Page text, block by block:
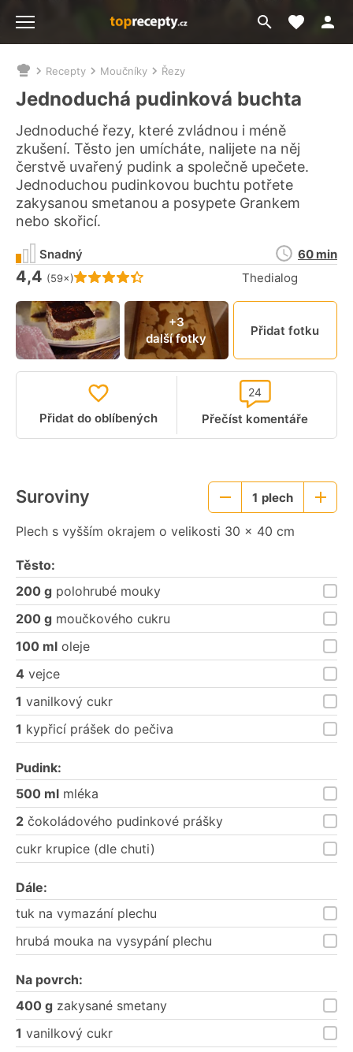
Přejít
na
Moje
Nacházíte
se
zde:
Recepty Moučníky Řezy
Jednoduchá pudinková buchta
Jednoduché řezy, které zvládnou i méně
zkušení. Těsto jen umícháte, nalijete na něj
čerstvě uvařený pudink a společně upečete.
Jednoduchou pudinkovou buchtu potřete
zakysanou smetanou a posypete Grankem
nebo skořicí.
Hodnocení receptu je
4,4 (59×) Thedialog
Snadný
Doba
60 min
+3
další fotky
Přidat fotku
Přidat do oblíbených Přečíst komentáře
24
Suroviny
Plech s vyšším okrajem o velikosti 30 × 40 cm
Menší
1 plech
Větší
Těsto:
200 g polohrubé mouky
200 g moučkového cukru
100 ml oleje
4 vejce
1 vanilkový cukr
1 kypřicí prášek do pečiva
Pudink:
500 ml mléka
2 čokoládového pudinkové prášky
cukr krupice (dle chuti)
Dále:
tuk na vymazání plechu
hrubá mouka na vysypání plechu
Na povrch:
400 g zakysané smetany
1 vanilkový cukr